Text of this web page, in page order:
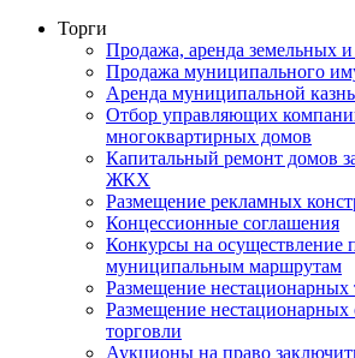
Торги
Продажа, аренда земельных и
Продажа муниципального
Аренда муниципальной
Отбор управляющих
многоквартирных домов
Капитальный ремонт домов
ЖКХ
Размещение рекламных
Концессионные соглашения
Конкурсы на осуществление
муниципальным маршрутам
Размещение нестационарных
Размещение нестационарных
торговли
Аукционы на право